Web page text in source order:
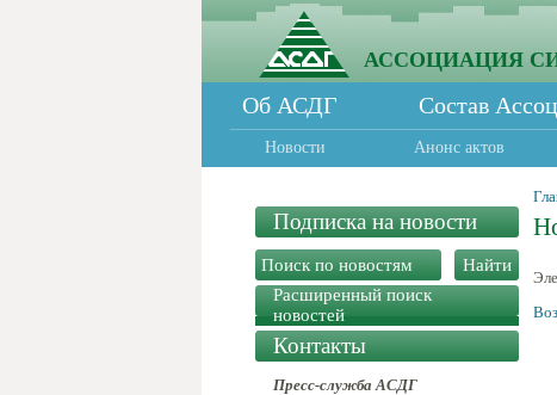
АССОЦИАЦИЯ
Об АСДГ Состав
Новости Анонс актов
Подписка на новости
Расширенный поиск
новостей
Контакты
Пресс-служба АСДГ